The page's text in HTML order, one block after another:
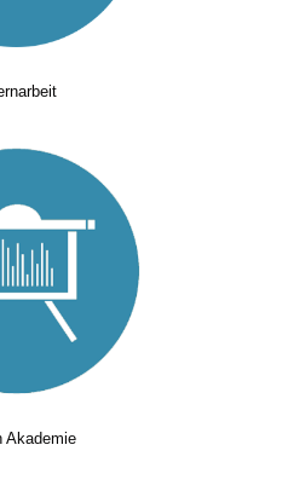
Akademie